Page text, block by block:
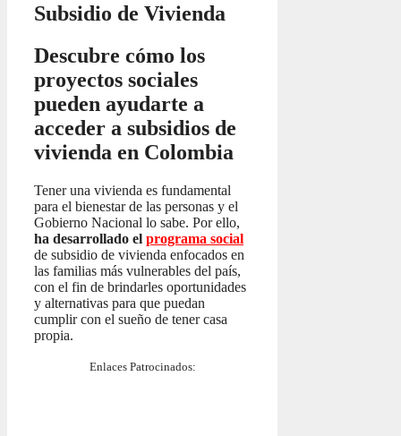
Subsidio de Vivienda
Descubre cómo los
proyectos sociales
pueden ayudarte a
acceder a subsidios de
vivienda en Colombia
Tener una vivienda es fundamental
para el bienestar de las personas y el
Gobierno Nacional lo sabe. Por ello,
ha desarrollado el programa social
de subsidio de vivienda enfocados en
las familias más vulnerables del país,
con el fin de brindarles oportunidades
y alternativas para que puedan
cumplir con el sueño de tener casa
propia.
Enlaces Patrocinados: